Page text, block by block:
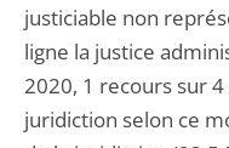
justiciable non
ligne la justice
2020, 1 recours sur
juridiction selon ce